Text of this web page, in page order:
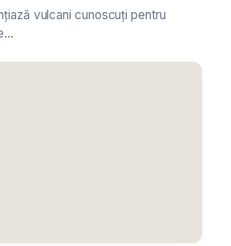
vulcani cunoscuți pentru